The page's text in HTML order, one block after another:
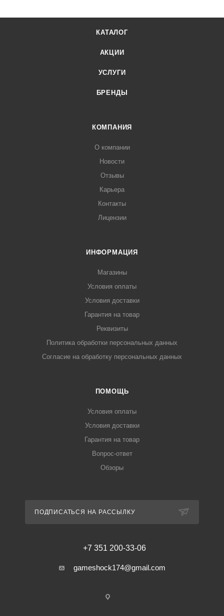
КАТАЛОГ
АКЦИИ
УСЛУГИ
БРЕНДЫ
КОМПАНИЯ
О компании
Новости
Отзывы
Карьера
Контакты
Лицензии
ИНФОРМАЦИЯ
Магазины
Условия оплаты
Условия доставки
Гарантия на товар
Реквизиты
Политика обработки персональных данных
Согласие на обработку персональных данных
ПОМОЩЬ
Условия оплаты
Условия доставки
Гарантия на товар
Вопрос-ответ
Обзоры
ПОДПИСАТЬСЯ НА РАССЫЛКУ
+7 351 200-33-06
gameshock174@gmail.com